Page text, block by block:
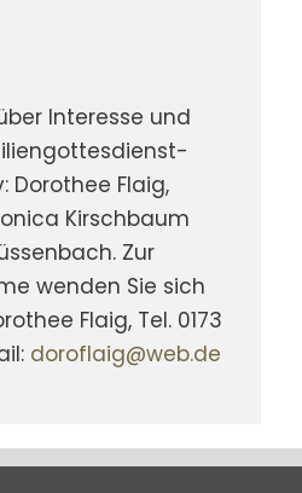
Interesse und
Dorothee Flaig,
Kirschbaum
Zur
wenden Sie sich
Flaig, Tel. 0173
doroflaig@web.de